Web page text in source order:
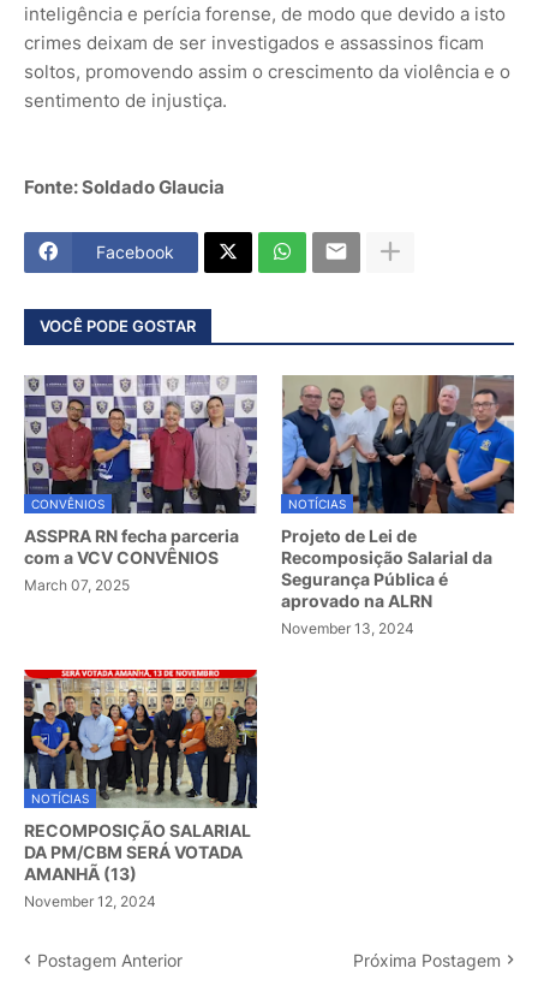
inteligência e perícia forense, de modo que devido a isto
crimes deixam de ser investigados e assassinos ficam
soltos, promovendo assim o crescimento da violência e o
sentimento de injustiça.
Fonte: Soldado Glaucia
Facebook
VOCÊ PODE GOSTAR
CONVÊNIOS
ASSPRA RN fecha parceria
com a VCV CONVÊNIOS
March 07, 2025
NOTÍCIAS
Projeto de Lei de
Recomposição Salarial da
Segurança Pública é
aprovado na ALRN
November 13, 2024
NOTÍCIAS
RECOMPOSIÇÃO SALARIAL
DA PM/CBM SERÁ VOTADA
AMANHÃ (13)
November 12, 2024
Postagem Anterior Próxima Postagem